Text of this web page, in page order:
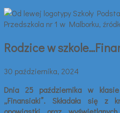
Rodzice w
30 października, 2024
Dnia 25 października w
„Finansiaki”. Składała się